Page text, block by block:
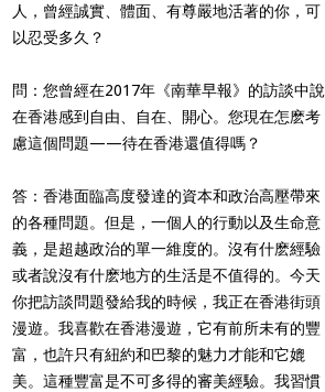
人，曾經誠實、體面、有尊嚴地活著的你，可
以忍受多久？
問：您曾經在2017年《南華早報》的訪談中說
在香港感到自由、自在、開心。您現在怎麽考
慮這個問題——待在香港還值得嗎？
答：香港面臨高度發達的資本和政治高壓帶來
的各種問題。但是，一個人的行動以及生命意
義，是超越政治的單一維度的。沒有什麽經驗
或者說沒有什麽地方的生活是不值得的。今天
你把訪談問題發給我的時候，我正在香港街頭
漫遊。我喜歡在香港漫遊，它有前所未有的豐
富，也許只有紐約和巴黎的魅力才能和它媲
美。這種豐富是不可多得的審美經驗。我習慣